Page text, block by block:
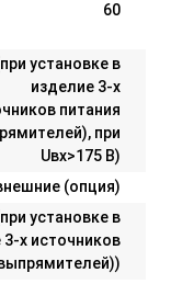
60
установке в
изделие 3-х
питания
при
Uвх>175 В)
(опция)
установке в
3-х источников